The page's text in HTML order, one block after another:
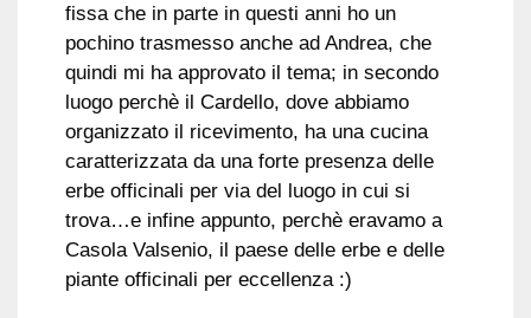
fissa che in parte in questi anni ho un
pochino trasmesso anche ad Andrea, che
quindi mi ha approvato il tema; in secondo
luogo perchè il Cardello, dove abbiamo
organizzato il ricevimento, ha una cucina
caratterizzata da una forte presenza delle
erbe officinali per via del luogo in cui si
trova…e infine appunto, perchè eravamo a
Casola Valsenio, il paese delle erbe e delle
piante officinali per eccellenza :)